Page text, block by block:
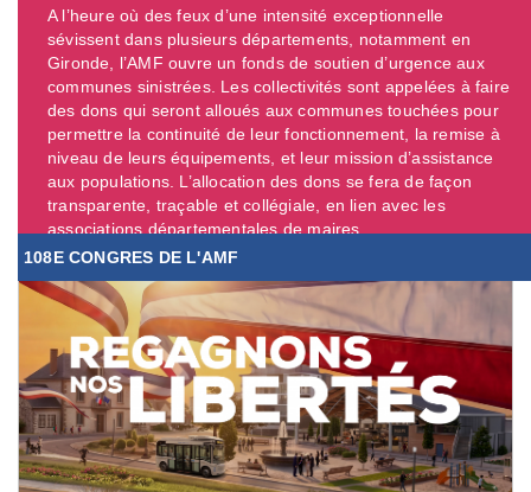
A l’heure où des feux d’une intensité exceptionnelle
sévissent dans plusieurs départements, notamment en
Gironde, l’AMF ouvre un fonds de soutien d’urgence aux
communes sinistrées. Les collectivités sont appelées à faire
des dons qui seront alloués aux communes touchées pour
permettre la continuité de leur fonctionnement, la remise à
niveau de leurs équipements, et leur mission d’assistance
aux populations. L’allocation des dons se fera de façon
transparente, traçable et collégiale, en lien avec les
associations départementales de maires. ...
108E CONGRES DE L'AMF